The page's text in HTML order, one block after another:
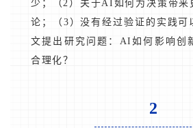
少；（2）关于AI如何为决策带来
论；（3）没有经过验证的实践可
文提出研究问题：AI如何影响创
合理化？
2